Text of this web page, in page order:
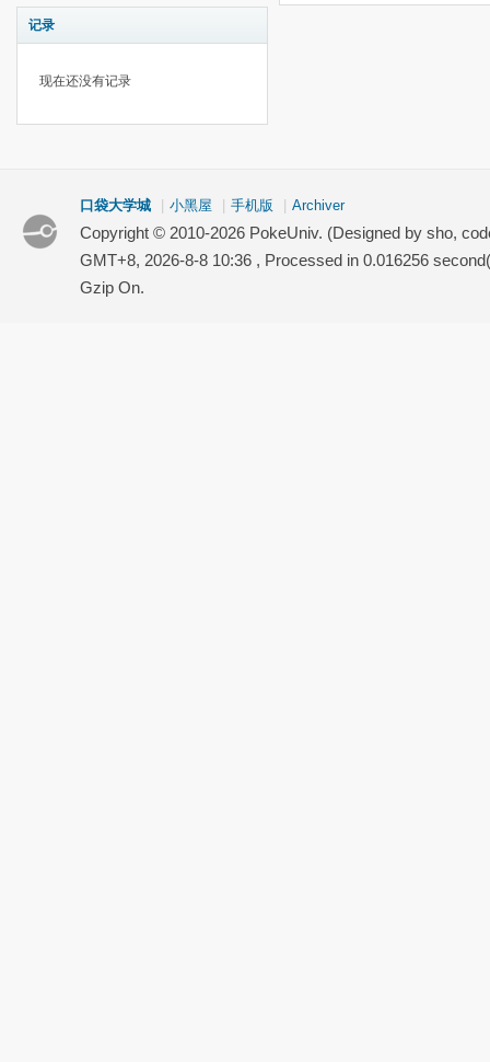
记录
现在还没有记录
口袋大学城 小黑屋 手机版 Archiver
Copyright © 2010-2026 PokeUniv. (Designed by sho,
GMT+8, 2026-8-8 10:36 , Processed in 0.016256
Gzip On.